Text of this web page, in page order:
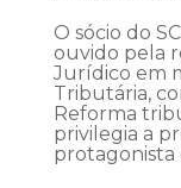
O sócio do
ouvido pela
Jurídico em
Tributária,
Reforma
privilegia a
protagonista